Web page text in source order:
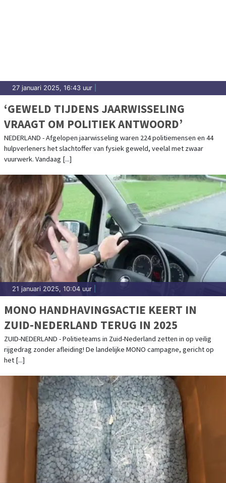
27 januari 2025, 16:43 uur
‘GEWELD TIJDENS JAARWISSELING
VRAAGT OM POLITIEK ANTWOORD’
NEDERLAND - Afgelopen jaarwisseling waren 224 politiemensen en 44
hulpverleners het slachtoffer van fysiek geweld, veelal met zwaar
vuurwerk. Vandaag [...]
21 januari 2025, 10:04 uur
MONO HANDHAVINGSACTIE KEERT IN
ZUID-NEDERLAND TERUG IN 2025
ZUID-NEDERLAND - Politieteams in Zuid-Nederland zetten in op veilig
rijgedrag zonder afleiding! De landelijke MONO campagne, gericht op
het [...]